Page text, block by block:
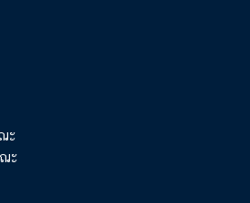
ะ
ะ